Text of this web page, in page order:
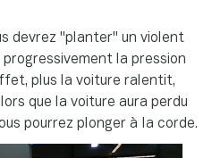
devrez "planter" un violent
la pression
plus la voiture ralentit,
que la voiture aura perdu
pourrez plonger à la corde.